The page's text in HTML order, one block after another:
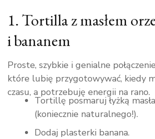
1. Tortilla z masłem
i bananem
Proste, szybkie i genialne
które lubię przygotowywać, kiedy
czasu, a potrzebuję energii na rano.
Tortillę posmaruj łyżką
(koniecznie naturalnego!).
Dodaj plasterki banana.